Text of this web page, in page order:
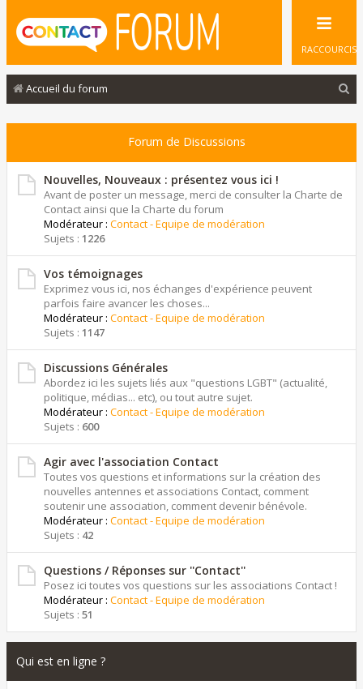
RACCOURCIS
Accueil du forum
Forum de Discussions
Nouvelles, Nouveaux : présentez vous ici !
Avant de poster un message, merci de consulter la Charte de
Contact ainsi que la Charte du forum
Modérateur : Contact - Equipe de modération
Sujets : 1226
Vos témoignages
Exprimez vous ici, nos échanges d'expérience peuvent
parfois faire avancer les choses...
Modérateur : Contact - Equipe de modération
Sujets : 1147
Discussions Générales
Abordez ici les sujets liés aux "questions LGBT" (actualité,
politique, médias... etc), ou tout autre sujet.
Modérateur : Contact - Equipe de modération
Sujets : 600
Agir avec l'association Contact
Toutes vos questions et informations sur la création des
nouvelles antennes et associations Contact, comment
soutenir une association, comment devenir bénévole.
Modérateur : Contact - Equipe de modération
Sujets : 42
Questions / Réponses sur ''Contact''
Posez ici toutes vos questions sur les associations Contact !
Modérateur : Contact - Equipe de modération
Sujets : 51
Qui est en ligne ?